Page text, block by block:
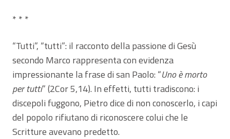
* * *
“Tutti”, “tutti”: il racconto della passione di Gesù
secondo Marco rappresenta con evidenza
impressionante la frase di san Paolo: “Uno è morto
per tutti” (2Cor 5,14). In effetti, tutti tradiscono: i
discepoli fuggono, Pietro dice di non conoscerlo, i capi
del popolo rifiutano di riconoscere colui che le
Scritture avevano predetto.